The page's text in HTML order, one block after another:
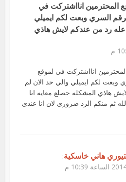
المحترمين انااشتركت في
السري وبعت لكم ايميلي
رد من عندكم لايش هاذي
انااشتركت في لموقع
وبعت لكم ايميلي والي حد الان لم
هاذي المشكله حصلع معايه انا
ثم منكم الرد ضروري لان انا عندي
هاني خاسكية: